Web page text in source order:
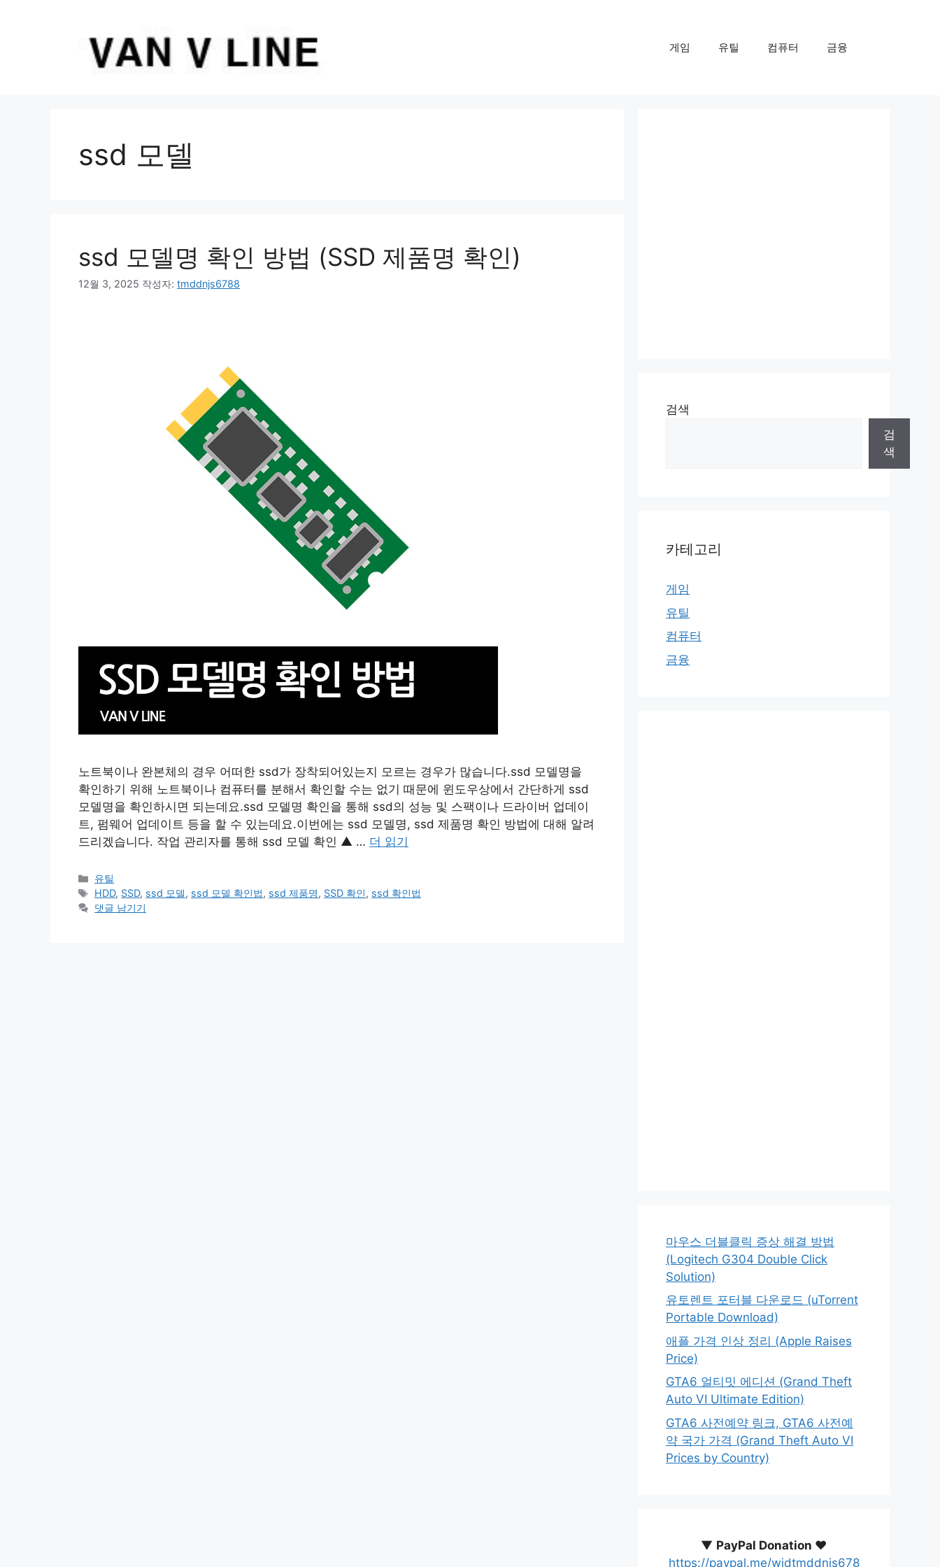
게임 유틸 컴퓨터 금융
ssd 모델
ssd 모델명 확인 방법 (SSD 제품명 확인)
12월 3, 2025 작성자: tmddnjs6788
노트북이나 완본체의 경우 어떠한 ssd가 장착되어있는지 모르는 경우가 많습니다.ssd 모델명을
확인하기 위해 노트북이나 컴퓨터를 분해서 확인할 수는 없기 때문에 윈도우상에서 간단하게 ssd
모델명을 확인하시면 되는데요.ssd 모델명 확인을 통해 ssd의 성능 및 스팩이나 드라이버 업데이
트, 펌웨어 업데이트 등을 할 수 있는데요.이번에는 ssd 모델명, ssd 제품명 확인 방법에 대해 알려
드리겠습니다. 작업 관리자를 통해 ssd 모델 확인 ▲ … 더 읽기
카
테
고
유틸
태
그
HDD, SSD, ssd 모델, ssd 모델 확인법, ssd 제품명, SSD 확인, ssd 확인법
댓글 남기기
검색
검
색
카테고리
게임
유틸
컴퓨터
금융
마우스 더블클릭 증상 해결 방법
(Logitech G304 Double Click
Solution)
유토렌트 포터블 다운로드 (uTorrent
Portable Download)
애플 가격 인상 정리 (Apple Raises
Price)
GTA6 얼티밋 에디션 (Grand Theft
Auto VI Ultimate Edition)
GTA6 사전예약 링크, GTA6 사전예
약 국가 가격 (Grand Theft Auto VI
Prices by Country)
▼ PayPal Donation ♥️
https://paypal.me/wjdtmddnjs678